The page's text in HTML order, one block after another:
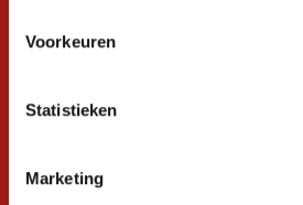
Voorkeuren
Statistieken
Marketing
Ontvang de nieuwste
promoties